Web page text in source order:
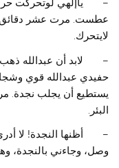
– ياإلهي لوتحركت
عطست. مرت عشر دقائق
لايتحرك.
– لابد أن عبدالله ذهب
حفيدي عبدالله قوي
يستطيع أن يجلب نجدة.
البئر.
– أظنها النجدة! لا
وصل، وجاءني بالنجدة،